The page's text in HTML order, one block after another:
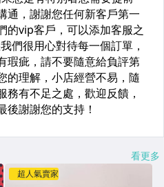
看更多
超人氣賣家